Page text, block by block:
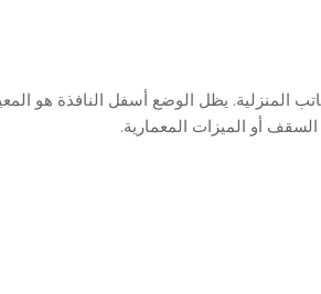
المنزلية. يظل الوضع أسفل النافذة هو
أو الميزات المعمارية.